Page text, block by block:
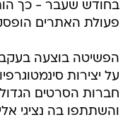
בחודש שעבר - כך
פעולת האתרים
הפשיטה בוצעה
על יצירות
חברות הסרטים
והשתתפו בה נציגי